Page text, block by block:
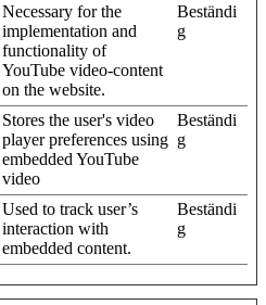
Necessary for the
implementation and
functionality of
YouTube video-content
on the website.
Beständi
g
Stores the user's video
player preferences using
embedded YouTube
video
Beständi
g
Used to track user’s
interaction with
embedded content.
Beständi
g